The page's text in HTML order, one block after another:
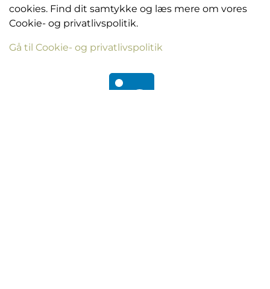
cookies. Find dit samtykke og læs mere om vores
Cookie- og privatlivspolitik.
Gå til Cookie- og privatlivspolitik